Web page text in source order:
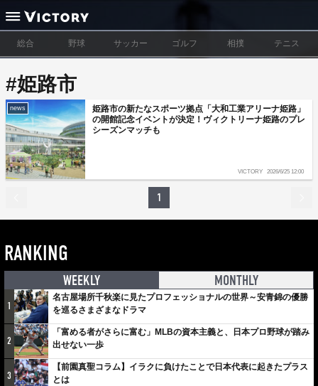
総合 野球 サッカー ゴルフ 相撲 テニス
#姫路市
news
姫路市の新たなスポーツ拠点「大和工業アリーナ姫路」
の開館記念イベントが決定！ヴィクトリーナ姫路のプレ
シーズンマッチも
VICTORY 2026/6/25 12:00
1
RANKING
WEEKLY MONTHLY
1
名古屋場所千秋楽に見たプロフェッショナルの世界～安青錦の優勝
を巡るさまざまなドラマ
2
「富める者がさらに富む」MLBの資本主義と、日本プロ野球が踏み
出せない一歩
3
【前園真聖コラム】イラクに負けたことで日本代表に起きたプラス
とは